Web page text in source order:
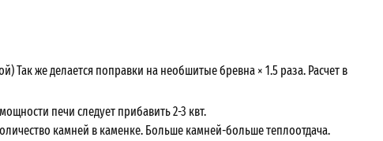
же делается поправки на необшитые бревна × 1.5 раза. Расчет в
печи следует прибавить 2-3 квт.
камней в каменке. Больше камней-больше теплоотдача.